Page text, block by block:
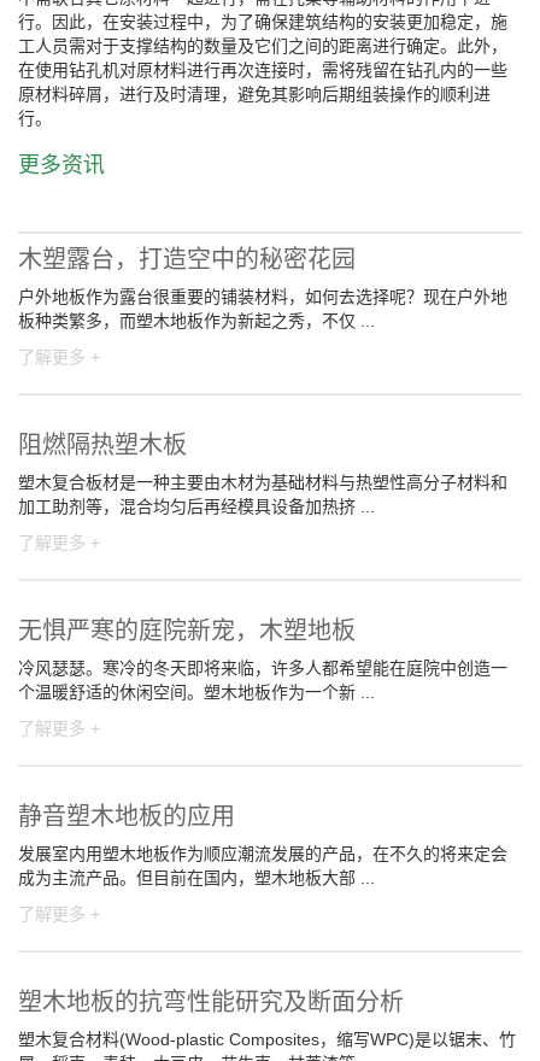
行。因此，在安装过程中，为了确保建筑结构的安装更加稳定，施
工人员需对于支撑结构的数量及它们之间的距离进行确定。此外，
在使用钻孔机对原材料进行再次连接时，需将残留在钻孔内的一些
原材料碎屑，进行及时清理，避免其影响后期组装操作的顺利进
行。
更多资讯
木塑露台，打造空中的秘密花园
户外地板作为露台很重要的铺装材料，如何去选择呢？现在户外地
板种类繁多，而塑木地板作为新起之秀，不仅 ...
了解更多 +
阻燃隔热塑木板
塑木复合板材是一种主要由木材为基础材料与热塑性高分子材料和
加工助剂等，混合均匀后再经模具设备加热挤 ...
了解更多 +
无惧严寒的庭院新宠，木塑地板
冷风瑟瑟。寒冷的冬天即将来临，许多人都希望能在庭院中创造一
个温暖舒适的休闲空间。塑木地板作为一个新 ...
了解更多 +
静音塑木地板的应用
发展室内用塑木地板作为顺应潮流发展的产品，在不久的将来定会
成为主流产品。但目前在国内，塑木地板大部 ...
了解更多 +
塑木地板的抗弯性能研究及断面分析
塑木复合材料(Wood-plastic Composites，缩写WPC)是以锯末、竹